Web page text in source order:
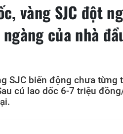
vàng SJC đột
của nhà
SJC biến động chưa
cú lao dốc 6-7 triệu